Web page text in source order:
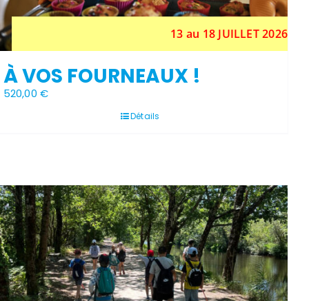
13 au 18 JUILLET 2026
À VOS FOURNEAUX !
520,00€
Détails